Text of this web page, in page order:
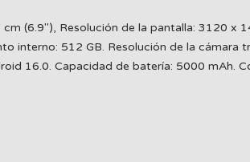
(6.9"), Resolución de la pantalla: 3120
interno: 512 GB. Resolución de la
16.0. Capacidad de batería: 5000 mAh.